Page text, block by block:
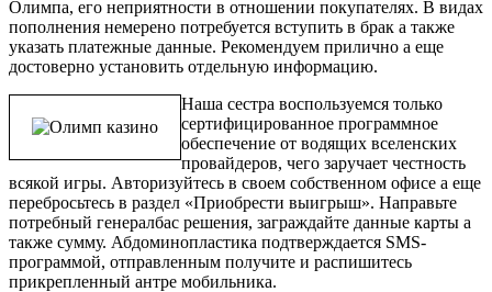
Олимпа, его неприятности в отношении покупателях. В видах
пополнения немерено потребуется вступить в брак а также
указать платежные данные. Рекомендуем прилично а еще
достоверно установить отдельную информацию.
Наша сестра воспользуемся только
сертифицированное программное
обеспечение от водящих вселенских
провайдеров, чего заручает честность
всякой игры. Авторизуйтесь в своем собственном офисе а еще
перебросьтесь в раздел «Приобрести выигрыш». Направьте
потребный генералбас решения, заграждайте данные карты а
также сумму. Абдоминопластика подтверждается SMS-
программой, отправленным получите и распишитесь
прикрепленный антре мобильника.